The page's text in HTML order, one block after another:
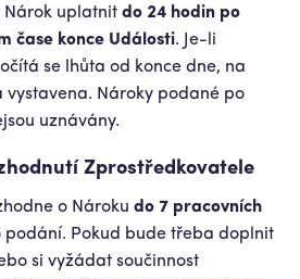
Nárok uplatnit do 24 hodin po
čase konce Události. Je-li
se lhůta od konce dne, na
vystavena. Nároky podané po
uznávány.
Zprostředkovatele
o Nároku do 7 pracovních
podání. Pokud bude třeba doplnit
si vyžádat součinnost